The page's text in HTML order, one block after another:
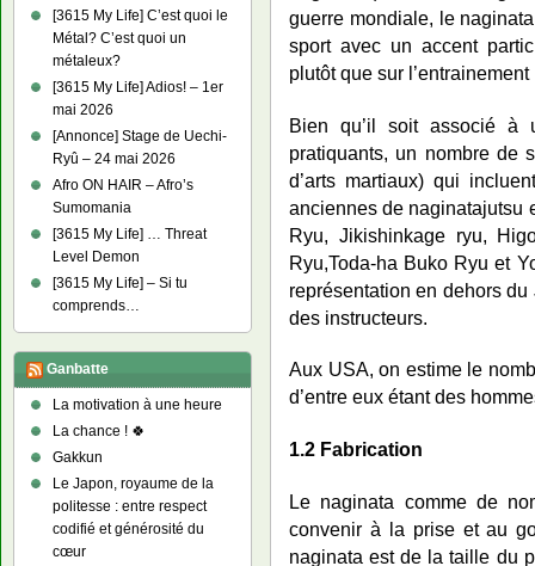
guerre mondiale, le
sport avec un accent
plutôt que sur
Bien qu’il soit associé à
pratiquants, un nombre de
d’arts martiaux) qui
anciennes de naginatajutsu
Ryu, Jikishinkage ryu,
Ryu,Toda-ha Buko Ryu et
représentation en dehors
des instructeurs.
Aux USA, on estime le
d’entre eux étant des
1.2 Fabrication
Le naginata comme de
convenir à la prise et au
naginata est de la taille du
[3615 My Life] C’est quoi le
Métal? C’est quoi un
métaleux?
[3615 My Life] Adios! – 1er
mai 2026
[Annonce] Stage de Uechi-
Ryû – 24 mai 2026
Afro ON HAIR – Afro’s
Sumomania
[3615 My Life] … Threat
Level Demon
[3615 My Life] – Si tu
comprends…
Ganbatte
La motivation à une heure
La chance ! 🍀
Gakkun
Le Japon, royaume de la
politesse : entre respect
codifié et générosité du
cœur